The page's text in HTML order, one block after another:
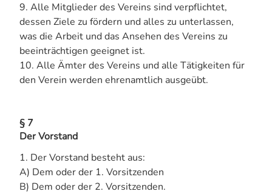
9. Alle Mitglieder des Vereins sind verpflichtet,
dessen Ziele zu fördern und alles zu unterlassen,
was die Arbeit und das Ansehen des Vereins zu
beeinträchtigen geeignet ist.
10. Alle Ämter des Vereins und alle Tätigkeiten für
den Verein werden ehrenamtlich ausgeübt.
§ 7
Der Vorstand
1. Der Vorstand besteht aus:
A) Dem oder der 1. Vorsitzenden
B) Dem oder der 2. Vorsitzenden.